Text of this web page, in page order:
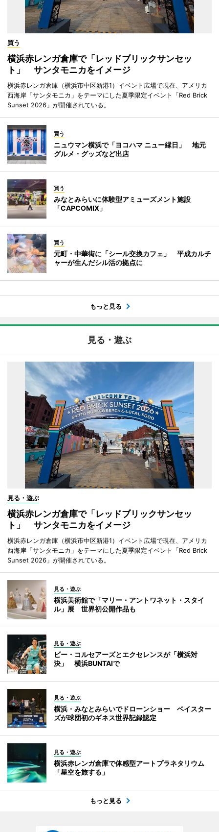
買う
横浜赤レンガ倉庫で「レッドブリックサンセッ
ト」 サンタモニカをイメージ
横浜赤レンガ倉庫（横浜市中区新港1）イベント広場で現在、アメリカ
西海岸「サンタモニカ」をテーマにした夏季限定イベント「Red Brick
Sunset 2026」が開催されている。
買う
ニュウマン横浜で「ヨコハマ ニュー縁日」 地元
グルメ・グッズなど出店
買う
みなとみらいに体験型アミューズメント施設
「CAPCOMIX」
買う
元町・中華街に「シール交換カフェ」 平成カルチ
ャーが生んだシル活の拠点に
もっと見る
見る・遊ぶ
見る・遊ぶ
横浜赤レンガ倉庫で「レッドブリックサンセッ
ト」 サンタモニカをイメージ
横浜赤レンガ倉庫（横浜市中区新港1）イベント広場で現在、アメリカ
西海岸「サンタモニカ」をテーマにした夏季限定イベント「Red Brick
Sunset 2026」が開催されている。
見る・遊ぶ
横浜美術館で「マリー・アントワネット・スタイ
ル」展 世界初公開作品も
見る・遊ぶ
ビー・コルセアーズとエクセレンスが「横浜対
決」 横浜BUNTAIで
見る・遊ぶ
横浜・みなとみらいでドローンショー ベイスター
ズが球団初のギネス世界記録認定
見る・遊ぶ
横浜赤レンガ倉庫で体感型アートプラネタリウム
「星空を旅する」
もっと見る